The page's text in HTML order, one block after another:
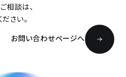
相談は、
さい。
お問い合わせページへ